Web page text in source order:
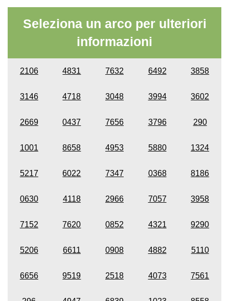
Seleziona un arco per ulteriori
informazioni
2106 4831 7632 6492 3858
3146 4718 3048 3994 3602
2669 0437 7656 3796 290
1001 8658 4953 5880 1324
5217 6022 7347 0368 8186
0630 4118 2966 7057 3958
7152 7620 0852 4321 9290
5206 6611 0908 4882 5110
6656 9519 2518 4073 7561